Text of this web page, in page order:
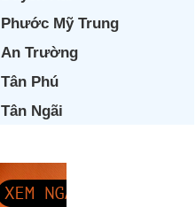
Phước Mỹ Trung
An Trường
Tân Phú
Tân Ngãi